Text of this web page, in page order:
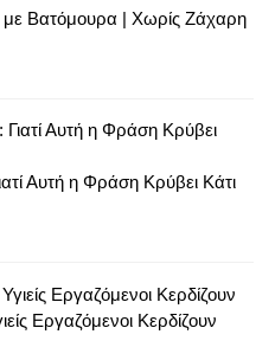
Βατόμουρα | Χωρίς Ζάχαρη
Αυτή η Φράση Κρύβει Κάτι
Εργαζόμενοι Κερδίζουν